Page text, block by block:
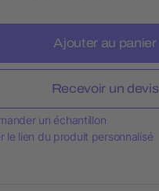
Ajouter au panier
Recevoir un devis
un échantillon
le lien du produit personnalisé